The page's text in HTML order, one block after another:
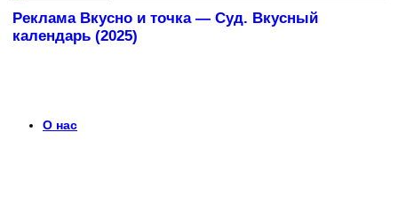
Реклама Вкусно и точка — Суд. Вкусный
календарь (2025)
О нас